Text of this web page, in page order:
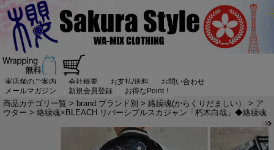
実店舗のご案内 会社概要 お支払/送料
お問い合わせ
メールマガジン
新規会員登録 お得なPoint！
商品カテゴリ一覧 > brand:ブランド別 > 絡繰魂(からくりだましい） > ア
ウター > 絡繰魂×BLEACH リバーシブルスカジャン「朽木白哉」◆絡繰魂